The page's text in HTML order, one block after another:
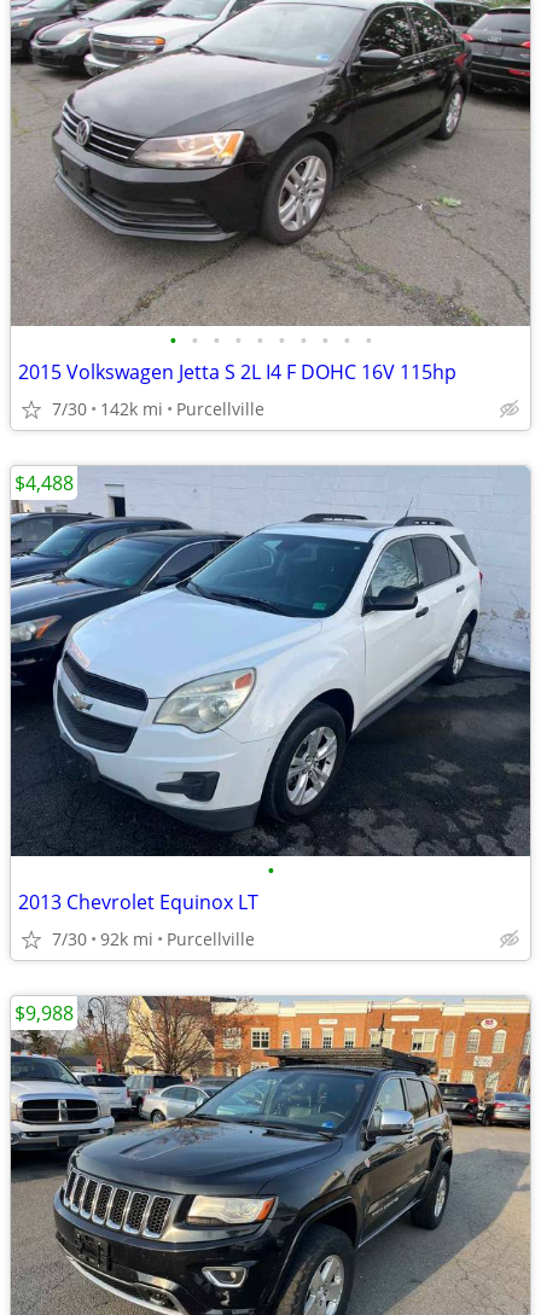
• • • • • • • • • •
2015 Volkswagen Jetta S 2L I4 F DOHC 16V 115hp
7/30 142k mi Purcellville
•
2013 Chevrolet Equinox LT
7/30 92k mi Purcellville
$4,488
$9,988